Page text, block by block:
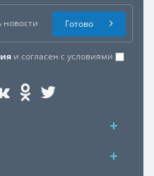
и согласен с условиями
Готово